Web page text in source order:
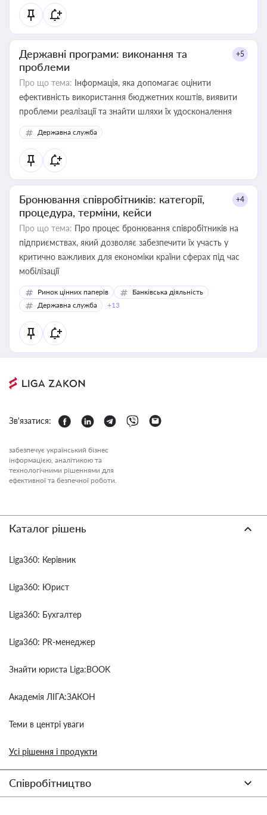
Державні програми: виконання та
проблеми
+5
Про що тема: Інформація, яка допомагає оцінити
ефективність використання бюджетних коштів, виявити
проблеми реалізації та знайти шляхи їх удосконалення
Державна служба
Бронювання співробітників: категорії,
процедура, терміни, кейси
+4
Про що тема: Про процес бронювання співробітників на
підприємствах, який дозволяє забезпечити їх участь у
критично важливих для економіки країни сферах під час
мобілізації
Ринок цінних паперів
Банківська діяльність
Державна служба
+13
Зв'язатися:
забезпечує український бізнес
інформацією, аналітикою та
технологічними рішеннями для
ефективної та безпечної роботи.
Каталог рішень
Liga360: Керівник
Liga360: Юрист
Liga360: Бухгалтер
Liga360: PR-менеджер
Знайти юриста Liga:BOOK
Академія ЛІГА:ЗАКОН
Теми в центрі уваги
Усі рішення і продукти
Співробітництво